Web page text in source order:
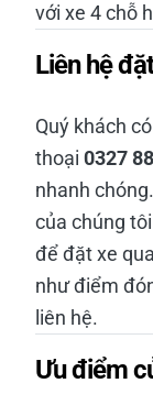
với xe 4 chỗ
Liên hệ
Quý khách
thoại 0327
nhanh
của chúng
để đặt xe
như điểm
liên hệ.
Ưu điểm